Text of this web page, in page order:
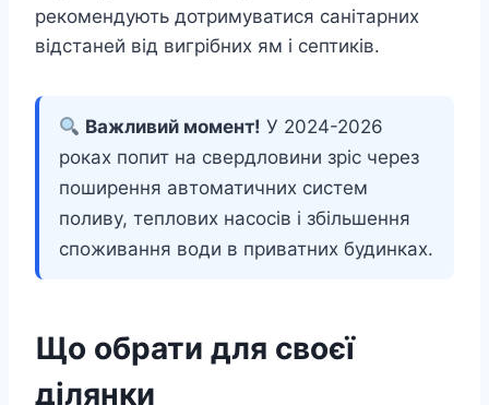
рекомендують дотримуватися санітарних
відстаней від вигрібних ям і септиків.
Важливий момент! У 2024-2026
роках попит на свердловини зріс через
поширення автоматичних систем
поливу, теплових насосів і збільшення
споживання води в приватних будинках.
Що обрати для своєї
ділянки